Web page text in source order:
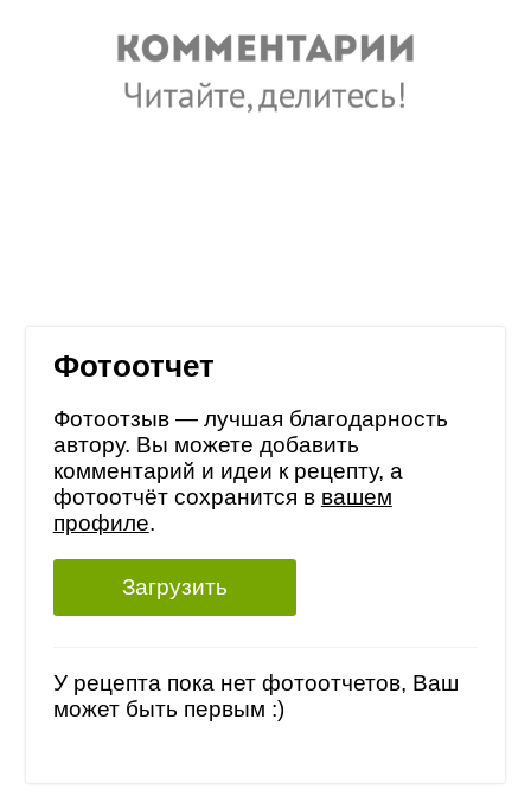
Фотоотчет
Фотоотзыв — лучшая благодарность
автору. Вы можете добавить
комментарий и идеи к рецепту, а
фотоотчёт сохранится в вашем
профиле.
Загрузить
У рецепта пока нет фотоотчетов, Ваш
может быть первым :)